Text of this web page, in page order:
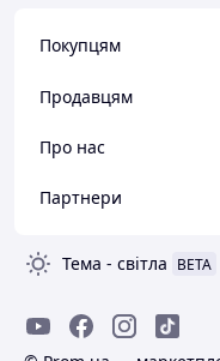
Покупцям
Продавцям
Про нас
Партнери
Тема - світла BETA